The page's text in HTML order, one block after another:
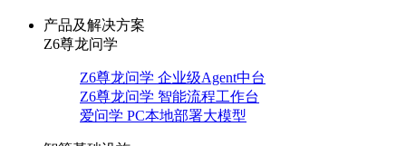
产品及解决方案
Z6尊龙问学
Z6尊龙问学 企业级Agent中台
Z6尊龙问学 智能流程工作台
爱问学 PC本地部署大模型